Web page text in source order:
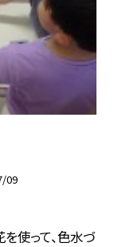
09
使って、色水づ